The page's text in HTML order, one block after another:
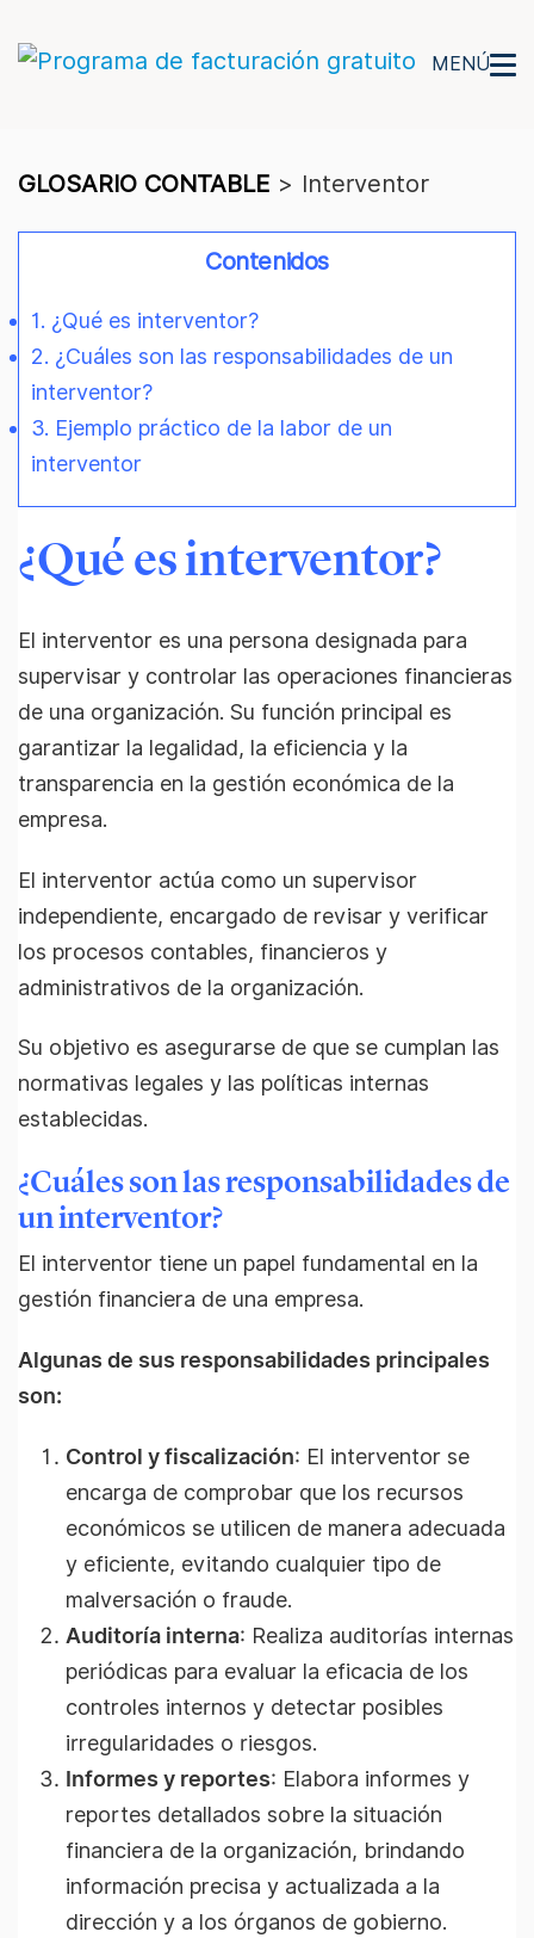
MENÚ
GLOSARIO CONTABLE > Interventor
Contenidos
1. ¿Qué es interventor?
2. ¿Cuáles son las responsabilidades de un
interventor?
3. Ejemplo práctico de la labor de un
interventor
¿Qué es interventor?
El interventor es una persona designada para
supervisar y controlar las operaciones financieras
de una organización. Su función principal es
garantizar la legalidad, la eficiencia y la
transparencia en la gestión económica de la
empresa.
El interventor actúa como un supervisor
independiente, encargado de revisar y verificar
los procesos contables, financieros y
administrativos de la organización.
Su objetivo es asegurarse de que se cumplan las
normativas legales y las políticas internas
establecidas.
¿Cuáles son las responsabilidades de
un interventor?
El interventor tiene un papel fundamental en la
gestión financiera de una empresa.
Algunas de sus responsabilidades principales
son:
Control y fiscalización: El interventor se
encarga de comprobar que los recursos
económicos se utilicen de manera adecuada
y eficiente, evitando cualquier tipo de
malversación o fraude.
Auditoría interna: Realiza auditorías internas
periódicas para evaluar la eficacia de los
controles internos y detectar posibles
irregularidades o riesgos.
Informes y reportes: Elabora informes y
reportes detallados sobre la situación
financiera de la organización, brindando
información precisa y actualizada a la
dirección y a los órganos de gobierno.